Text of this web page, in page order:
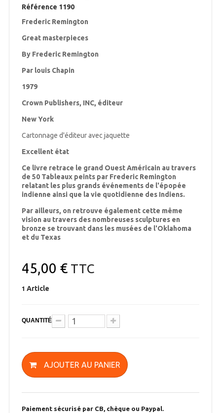
Référence 1190
Frederic Remington
Great masterpieces
By Frederic Remington
Par louis Chapin
1979
Crown Publishers, INC, éditeur
New York
Cartonnage d'éditeur avec jaquette
Excellent état
Ce livre retrace le grand Ouest Américain au travers
de 50 Tableaux peints par Frederic Remington
relatant les plus grands événements de l'épopée
indienne ainsi que la vie quotidienne des Indiens.
Par ailleurs, on retrouve également cette même
vision au travers des nombreuses sculptures en
bronze se trouvant dans les musées de l'Oklahoma
et du Texas
45,00 €TTC
1 Article
QUANTITÉ
AJOUTER AU PANIER
Paiement sécurisé par CB, chèque ou Paypal.